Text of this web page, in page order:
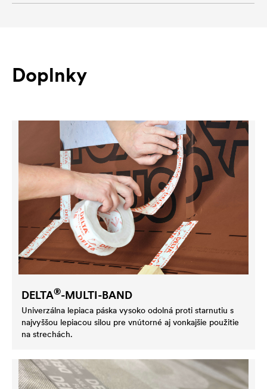
Doplnky
DELTA®-MULTI-BAND
Univerzálna lepiaca páska vysoko odolná proti starnutiu s
najvyššou lepiacou silou pre vnútorné aj vonkajšie použitie
na strechách.